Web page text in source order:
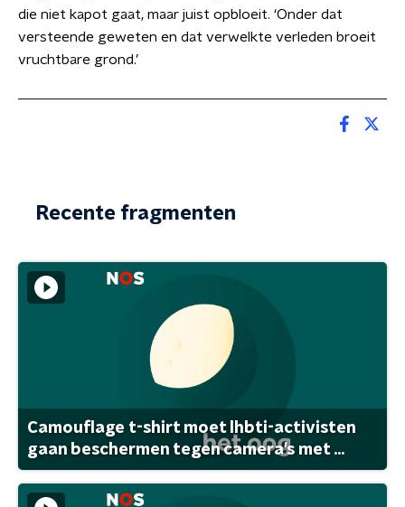
die niet kapot gaat, maar juist opbloeit. ‘Onder dat
versteende geweten en dat verwelkte verleden broeit
vruchtbare grond.’
Recente fragmenten
Camouflage t-shirt moet lhbti-activisten
gaan beschermen tegen camera's met ...